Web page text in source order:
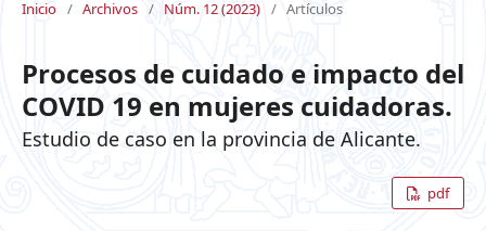
Inicio / Archivos / Núm. 12 (2023) / Artículos
Procesos de cuidado e impacto del
COVID 19 en mujeres cuidadoras.
Estudio de caso en la provincia de Alicante.
pdf